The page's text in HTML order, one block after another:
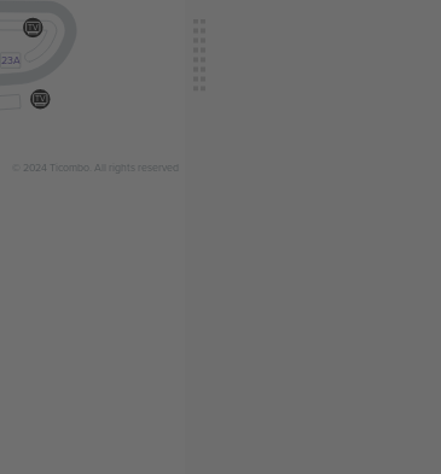
© 2024 Ticombo. All rights reserved
TV
TV
23A